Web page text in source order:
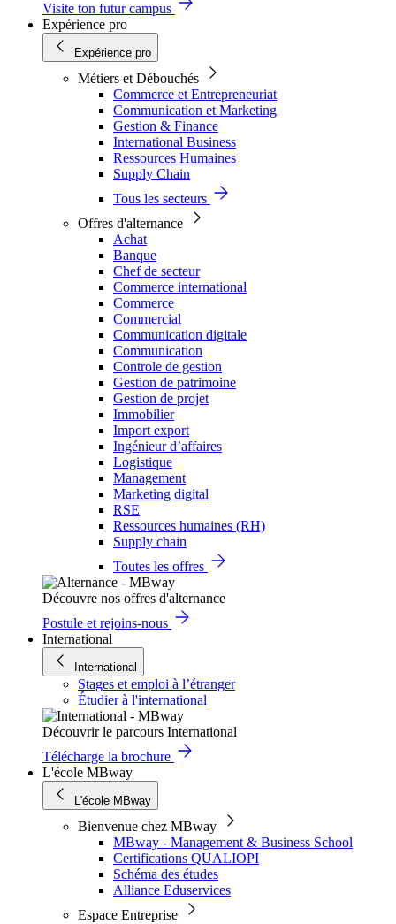
Visite ton futur campus
Expérience pro
Expérience pro
Métiers et Débouchés
Commerce et Entrepreneuriat
Communication et Marketing
Gestion & Finance
International Business
Ressources Humaines
Supply Chain
Tous les secteurs
Offres d'alternance
Achat
Banque
Chef de secteur
Commerce international
Commerce
Commercial
Communication digitale
Communication
Controle de gestion
Gestion de patrimoine
Gestion de projet
Immobilier
Import export
Ingénieur d’affaires
Logistique
Management
Marketing digital
RSE
Ressources humaines (RH)
Supply chain
Toutes les offres
Découvre nos offres d'alternance
Postule et rejoins-nous
International
International
Stages et emploi à l’étranger
Étudier à l'international
Découvrir le parcours International
Télécharge la brochure
L'école MBway
L'école MBway
Bienvenue chez MBway
MBway - Management & Business School
Certifications QUALIOPI
Schéma des études
Alliance Eduservices
Espace Entreprise